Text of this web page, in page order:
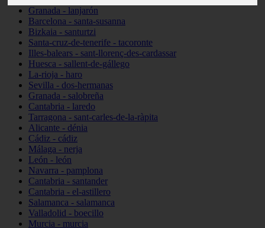
Granada - lanjarón
Barcelona - santa-susanna
Bizkaia - santurtzi
Santa-cruz-de-tenerife - tacoronte
Illes-balears - sant-llorenç-des-cardassar
Huesca - sallent-de-gállego
La-rioja - haro
Sevilla - dos-hermanas
Granada - salobreña
Cantabria - laredo
Tarragona - sant-carles-de-la-ràpita
Alicante - dénia
Cádiz - cádiz
Málaga - nerja
León - león
Navarra - pamplona
Cantabria - santander
Cantabria - el-astillero
Salamanca - salamanca
Valladolid - boecillo
Murcia - murcia